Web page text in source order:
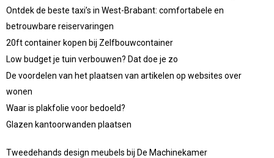
Ontdek de beste taxi’s in West-Brabant: comfortabele en
betrouwbare reiservaringen
20ft container kopen bij Zelfbouwcontainer
Low budget je tuin verbouwen? Dat doe je zo
De voordelen van het plaatsen van artikelen op websites over
wonen
Waar is plakfolie voor bedoeld?
Glazen kantoorwanden plaatsen
Tweedehands design meubels bij De Machinekamer